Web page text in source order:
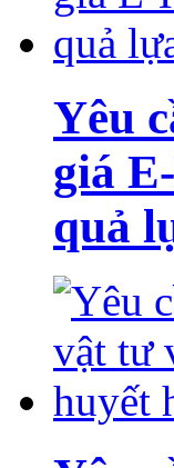
Yêu
giá
quả